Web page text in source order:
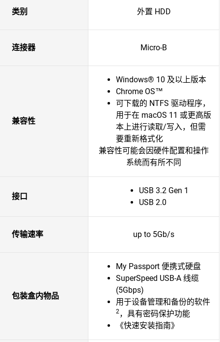
类别 外置 HDD
连接器 Micro-B
兼容性
Windows® 10 及以上版本
Chrome OS™
可下载的 NTFS 驱动程序，
用于在 macOS 11 或更高版
本上进行读取/写入，但需
要重新格式化
兼容性可能会因硬件配置和操作
系统而有所不同
接口
USB 3.2 Gen 1
USB 2.0
传输速率 up to 5Gb/s
包装盒内物品
My Passport 便携式硬盘
SuperSpeed USB-A 线缆
(5Gbps)
用于设备管理和备份的软件
2 ，具有密码保护功能
《快速安装指南》